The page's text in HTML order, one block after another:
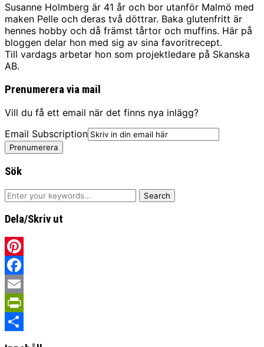
Susanne Holmberg är 41 år och bor utanför Malmö med
maken Pelle och deras två döttrar. Baka glutenfritt är
hennes hobby och då främst tårtor och muffins. Här på
bloggen delar hon med sig av sina favoritrecept.
Till vardags arbetar hon som projektledare på Skanska
AB.
Prenumerera via mail
Vill du få ett email när det finns nya inlägg?
Email Subscription
Prenumerera
Sök
Dela/Skriv ut
Pinterest
Facebook
Email
PrintFriendly